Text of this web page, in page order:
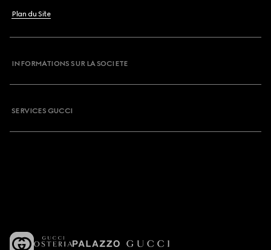
Plan du Site
INFORMATIONS SUR LA SOCIETE
SERVICES GUCCI